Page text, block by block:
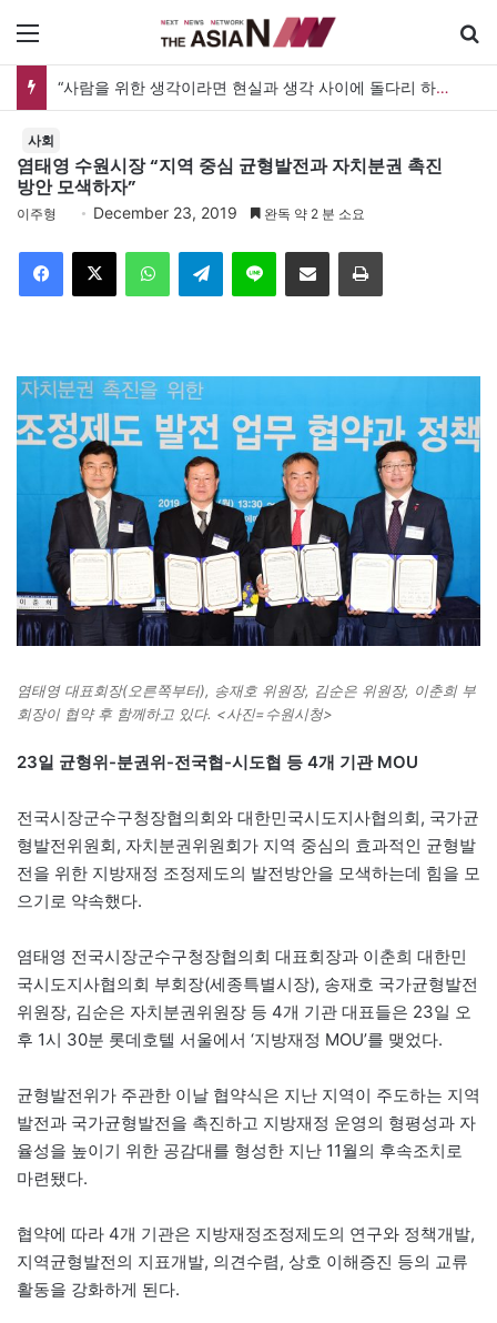
“사람을 위한 생각이라면 현실과 생각 사이에 돌다리 하나는 놓아야 하지 않을까”
사회
염태영 수원시장 “지역 중심 균형발전과 자치분권 촉진
방안 모색하자”
이주형 December 23, 2019 완독 약 2 분 소요
Telegram 이메일
염태영 대표회장(오른쪽부터), 송재호 위원장, 김순은 위원장, 이춘희 부
회장이 협약 후 함께하고 있다. <사진=수원시청>
23일 균형위-분권위-전국협-시도협 등 4개 기관 MOU
전국시장군수구청장협의회와 대한민국시도지사협의회, 국가균
형발전위원회, 자치분권위원회가 지역 중심의 효과적인 균형발
전을 위한 지방재정 조정제도의 발전방안을 모색하는데 힘을 모
으기로 약속했다.
염태영 전국시장군수구청장협의회 대표회장과 이춘희 대한민
국시도지사협의회 부회장(세종특별시장), 송재호 국가균형발전
위원장, 김순은 자치분권위원장 등 4개 기관 대표들은 23일 오
후 1시 30분 롯데호텔 서울에서 ‘지방재정 MOU’를 맺었다.
균형발전위가 주관한 이날 협약식은 지난 지역이 주도하는 지역
발전과 국가균형발전을 촉진하고 지방재정 운영의 형평성과 자
율성을 높이기 위한 공감대를 형성한 지난 11월의 후속조치로
마련됐다.
협약에 따라 4개 기관은 지방재정조정제도의 연구와 정책개발,
지역균형발전의 지표개발, 의견수렴, 상호 이해증진 등의 교류
활동을 강화하게 된다.